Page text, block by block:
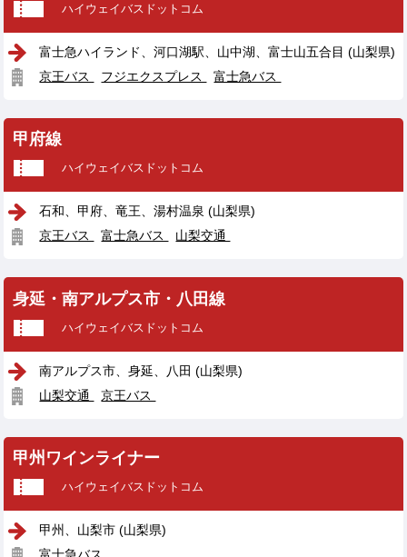
ハイウェイバスドットコム
富士急ハイランド、河口湖駅、山中湖、富士山五合目 (山梨県)
京王バス
フジエクスプレス 富士急バス
甲府線
ハイウェイバスドットコム
石和、甲府、竜王、湯村温泉 (山梨県)
京王バス
富士急バス 山梨交通
身延・南アルプス市・八田線
ハイウェイバスドットコム
南アルプス市、身延、八田 (山梨県)
山梨交通
京王バス
甲州ワインライナー
ハイウェイバスドットコム
甲州、山梨市 (山梨県)